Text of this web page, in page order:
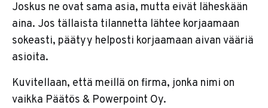
Joskus ne ovat sama asia, mutta eivät läheskään
aina. Jos tällaista tilannetta lähtee korjaamaan
sokeasti, päätyy helposti korjaamaan aivan vääriä
asioita.
Kuvitellaan, että meillä on firma, jonka nimi on
vaikka Päätös & Powerpoint Oy.